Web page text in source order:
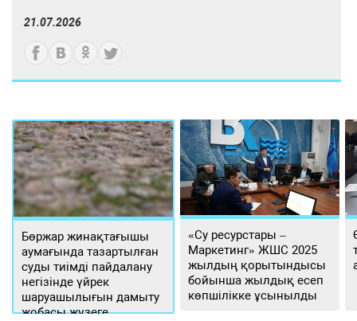
21.07.2026
Бөржар жинақтағышы
аумағында тазартылған
суды тиімді пайдалану
негізінде үйрек
шаруашылығын дамыту
жобасы жүзеге
«Су ресурстары –
Маркетинг» ЖШС 2025
жылдың қорытындысы
бойынша жылдық есеп
көпшілікке ұсынылды